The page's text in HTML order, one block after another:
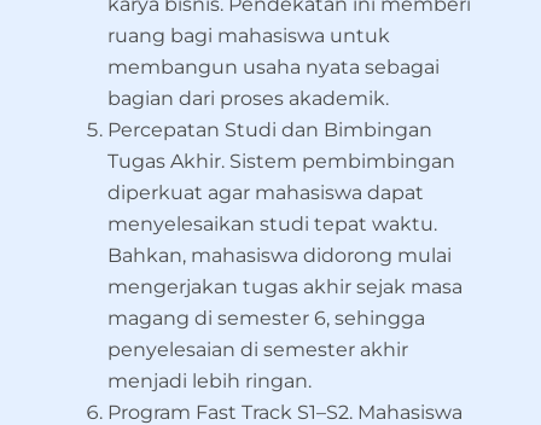
ruang bagi mahasiswa untuk
membangun usaha nyata sebagai
bagian dari proses akademik.
Percepatan Studi dan Bimbingan
Tugas Akhir. Sistem pembimbingan
diperkuat agar mahasiswa dapat
menyelesaikan studi tepat waktu.
Bahkan, mahasiswa didorong mulai
mengerjakan tugas akhir sejak masa
magang di semester 6, sehingga
penyelesaian di semester akhir
menjadi lebih ringan.
Program Fast Track S1–S2. Mahasiswa